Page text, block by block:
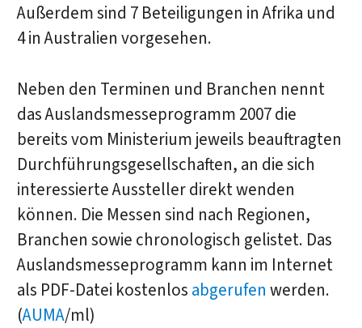
Außerdem sind 7 Beteiligungen in Afrika und
4 in Australien vorgesehen.
Neben den Terminen und Branchen nennt
das Auslandsmesseprogramm 2007 die
bereits vom Ministerium jeweils beauftragten
Durchführungsgesellschaften, an die sich
interessierte Aussteller direkt wenden
können. Die Messen sind nach Regionen,
Branchen sowie chronologisch gelistet. Das
Auslandsmesseprogramm kann im Internet
als PDF-Datei kostenlos abgerufen werden.
(AUMA/ml)